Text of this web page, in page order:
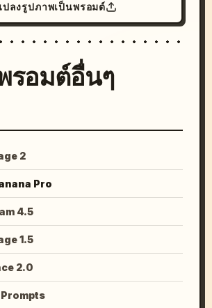
ปลงรูปภาพเป็นพรอมต์
รอมต์อื่นๆ
2
Pro
4.5
1.5
2.0